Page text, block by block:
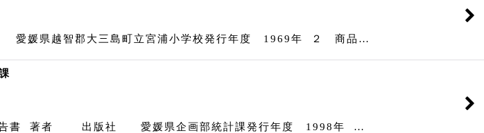
県越智郡大三島町立宮浦小学校発行年度 1969年 ２ 商品…
報告書 著者 出版社 愛媛県企画部統計課発行年度 1998年 …